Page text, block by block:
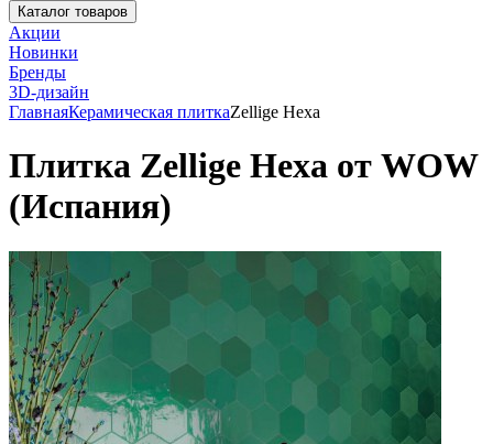
Каталог товаров
Акции
Новинки
Бренды
3D-дизайн
ГлавнаяКерамическая плиткаZellige Hexa
Плитка Zellige Hexa от WOW
(Испания)